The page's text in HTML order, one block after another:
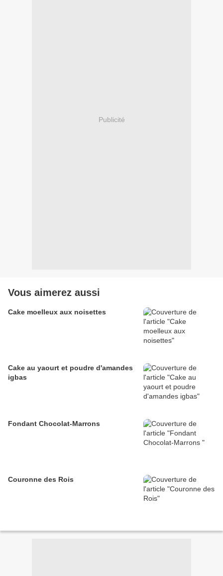
Publicité
Vous aimerez aussi
Cake moelleux aux noisettes
Cake au yaourt et poudre d'amandes
igbas
Fondant Chocolat-Marrons
Couronne des Rois